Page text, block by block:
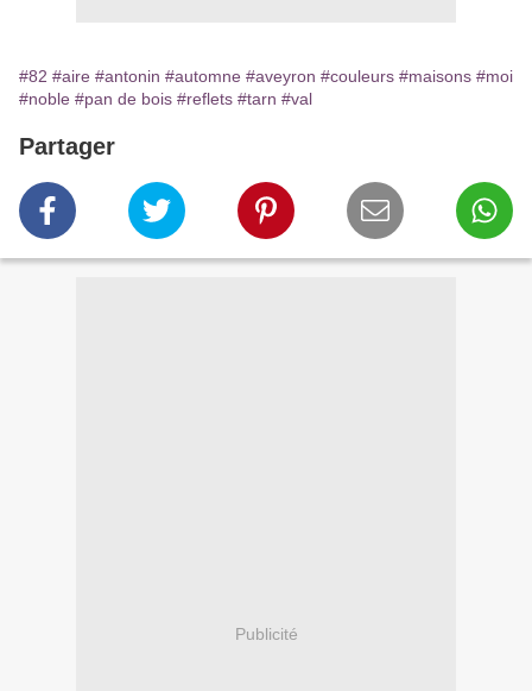
#82 #aire #antonin #automne #aveyron #couleurs #maisons #moi
#noble #pan de bois #reflets #tarn #val
Partager
Publicité